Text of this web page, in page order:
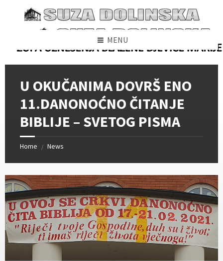
content
MENU
U OKUČANIMA DOVRŠ ENO
11.DANONOĆNO ČITANJE
BIBLIJE – SVETOG PISMA
Home / News